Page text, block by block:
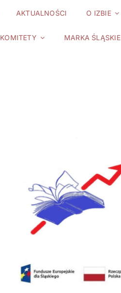
AKTUALNOŚCI O IZBIE
KOMITETY MARKA ŚLĄSKIE